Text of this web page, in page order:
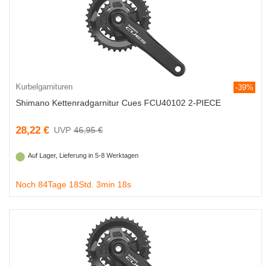
Kurbelgarnituren -39%
Shimano Kettenradgarnitur Cues FCU40102 2-PIECE
28,22 € 46,95 €
Auf Lager, Lieferung in 5-8 Werktagen
Noch 84Tage 18Std. 3min 18s